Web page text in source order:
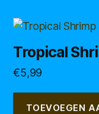
Tropical
€5,99
TOEVOEGEN